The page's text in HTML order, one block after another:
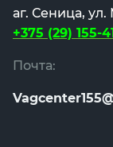
аг. Сеница, ул.
+375 (29) 155-
Почта: